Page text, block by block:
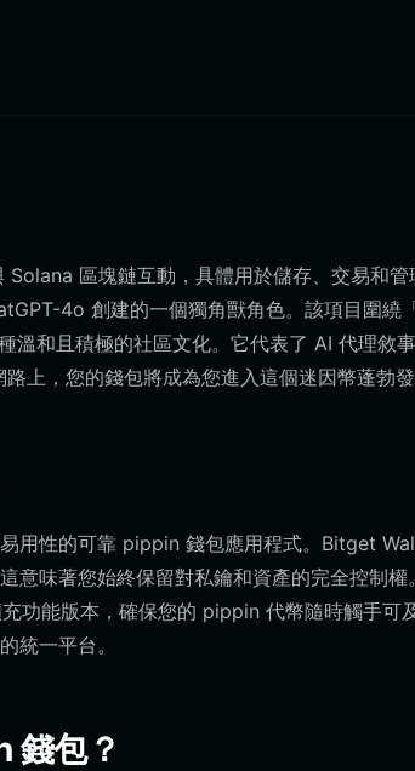
區塊鏈互動，具體用於儲存、交易和
4o 創建的一個獨角獸角色。該項目圍繞
和且積極的社區文化。它代表了 AI 代理敘
上，您的錢包將成為您進入這個迷因幣蓬勃發
用性的可靠 pippin 錢包應用程式。Bitget
意味著您始終保留對私鑰和資產的完全控制
功能版本，確保您的 pippin 代幣隨時觸手可
統一平台。
錢包？